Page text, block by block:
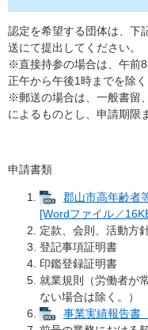
認定を希望する団体は、下
送にて提出してください。
※直接持参の場合は、午前8
正午から午後1時までを除く
※郵送の場合は、一般書留
によるものとし、申請期限
申請書類
郡山市高年齢者
[Wordファイル／
定款、会則、活動方
登記事項証明書
印鑑登録証明書
就業規則（労働者が
ない場合は除く。）
事業実績報告書